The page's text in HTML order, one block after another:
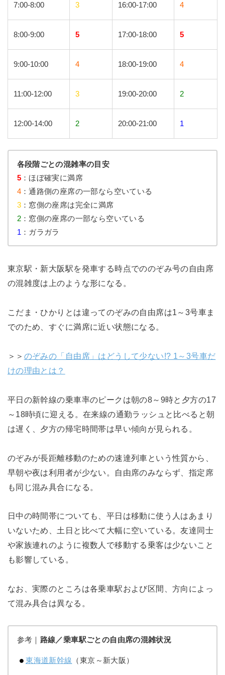
7:00-8:00 3 16:00-17:00 4
8:00-9:00 5 17:00-18:00 5
9:00-10:00 4 18:00-19:00 4
11:00-12:00 3 19:00-20:00 2
12:00-14:00 2 20:00-21:00 1
各段階ごとの混雑率の目安
5：ほぼ確実に満席
4：通路側の座席の一部なら空いている
3：窓側の座席は完全に満席
2：窓側の座席の一部なら空いている
1 ：ガラガラ
東京駅・新大阪駅を発車する時点でののぞみ号の自由席
の混雑度は上のような形になる。
こだま・ひかりとは違ってのぞみの自由席は1～3号車ま
でのため、すぐに満席に近い状態になる。
＞＞ のぞみの「自由席」はどうして少ない!? 1～3号車だ
けの理由とは？
平日の新幹線の乗車率のピークは朝の8～9時と夕方の17
～18時頃に迎える。在来線の通勤ラッシュと比べると朝
は遅く、夕方の帰宅時間帯は早い傾向が見られる。
のぞみが長距離移動のための速達列車という性質から、
早朝や夜は利用者が少ない。自由席のみならず、指定席
も同じ混み具合になる。
日中の時間帯についても、平日は移動に使う人はあまり
いないため、土日と比べて大幅に空いている。友達同士
や家族連れのように複数人で移動する乗客は少ないこと
も影響している。
なお、実際のところは各乗車駅および区間、方向によっ
て混み具合は異なる。
参考｜ 路線／乗車駅ごとの自由席の混雑状況
東海道新幹線 （東京～新大阪）